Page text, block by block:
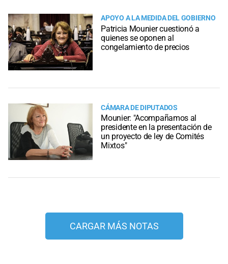
APOYO A LA MEDIDA DEL GOBIERNO
Patricia Mounier cuestionó a
quienes se oponen al
congelamiento de precios
CÁMARA DE DIPUTADOS
Mounier: "Acompañamos al
presidente en la presentación de
un proyecto de ley de Comités
Mixtos"
CARGAR MÁS NOTAS